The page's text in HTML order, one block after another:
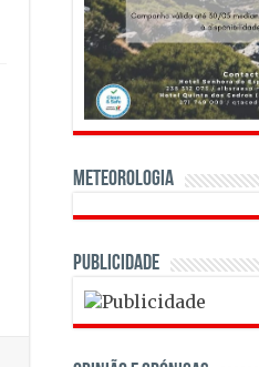
Meteorologia
Publicidade